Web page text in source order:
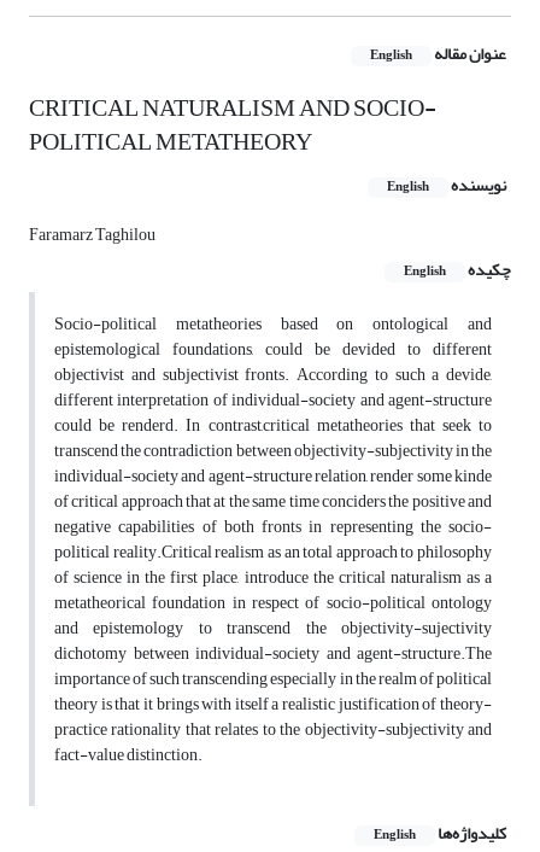
عنوان مقاله English
CRITICAL NATURALISM AND SOCIO-
POLITICAL METATHEORY
نویسنده English
Faramarz Taghilou
چکیده
English
Socio-political metatheories based on ontological and
epistemological foundations, could be devided to different
objectivist and subjectivist fronts. According to such a devide,
different interpretation of individual-society and agent-structure
could be renderd. In contrast,critical metatheories that seek to
transcend the contradiction between objectivity-subjectivity in the
individual-society and agent-structure relation, render some kinde
of critical approach that at the same time conciders the positive and
negative capabilities of both fronts in representing the socio-
political reality.Critical realism as an total approach to philosophy
of science in the first place, introduce the critical naturalism as a
metatheorical foundation in respect of socio-political ontology
and epistemology to transcend the objectivity-sujectivity
dichotomy between individual-society and agent-structure.The
importance of such transcending especially in the realm of political
theory is that it brings with itself a realistic justification of theory-
practice rationality that relates to the objectivity-subjectivity and
fact-value distinction.
کلیدواژه‌ها English